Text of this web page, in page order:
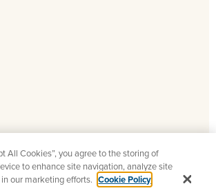
All Cookies”, you agree to the storing of
to enhance site navigation, analyze site
our marketing efforts. Cookie Policy